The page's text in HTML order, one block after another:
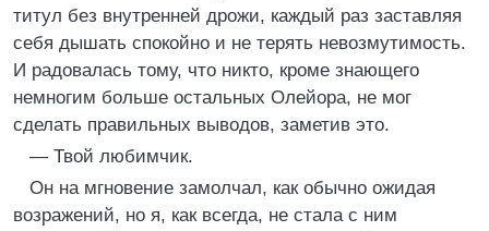
титул без внутренней дрожи, каждый раз заставляя
себя дышать спокойно и не терять невозмутимость.
И радовалась тому, что никто, кроме знающего
немногим больше остальных Олейора, не мог
сделать правильных выводов, заметив это.
— Твой любимчик.
Он на мгновение замолчал, как обычно ожидая
возражений, но я, как всегда, не стала с ним